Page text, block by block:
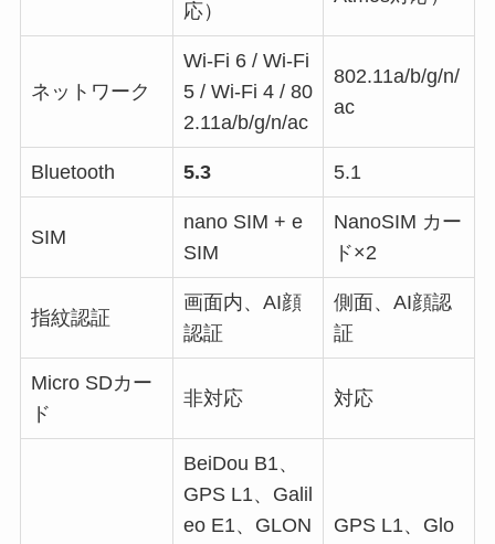
応）
ネットワーク
Wi-Fi 6 / Wi-Fi
5 / Wi-Fi 4 / 80
2.11a/b/g/n/ac
802.11a/b/g/n/
ac
Bluetooth 5.3 5.1
SIM
nano SIM + e
SIM
NanoSIM カー
ド×2
指紋認証
画面内、AI顔
認証
側面、AI顔認
証
Micro SDカー
ド
非対応 対応
BeiDou B1、
GPS L1、Galil
eo E1、GLON
GPS L1、Glo